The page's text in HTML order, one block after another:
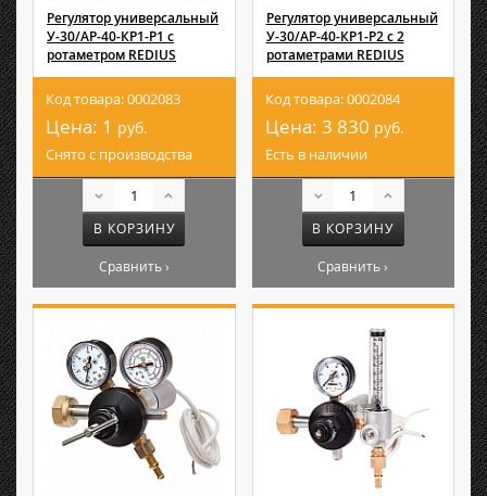
Регулятор универсальный
У-30/АР-40-КР1-Р1 с
ротаметром REDIUS
Код товара: 0002083
Цена: 1 руб.
Снято с производства
В КОРЗИНУ
Сравнить ›
Регулятор универсальный
У-30/АР-40-КР1-Р2 с 2
ротаметрами REDIUS
Код товара: 0002084
Цена: 3 830 руб.
Есть в наличии
В КОРЗИНУ
Сравнить ›